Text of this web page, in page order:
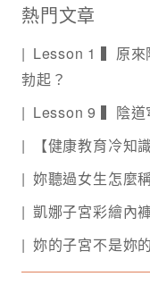
熱門文章
Lesson 1 ▍原來
勃起？
Lesson 9 ▍陰道
【健康教育冷知
妳聽過女生怎麼
凱娜子宮彩繪內
妳的子宮不是妳